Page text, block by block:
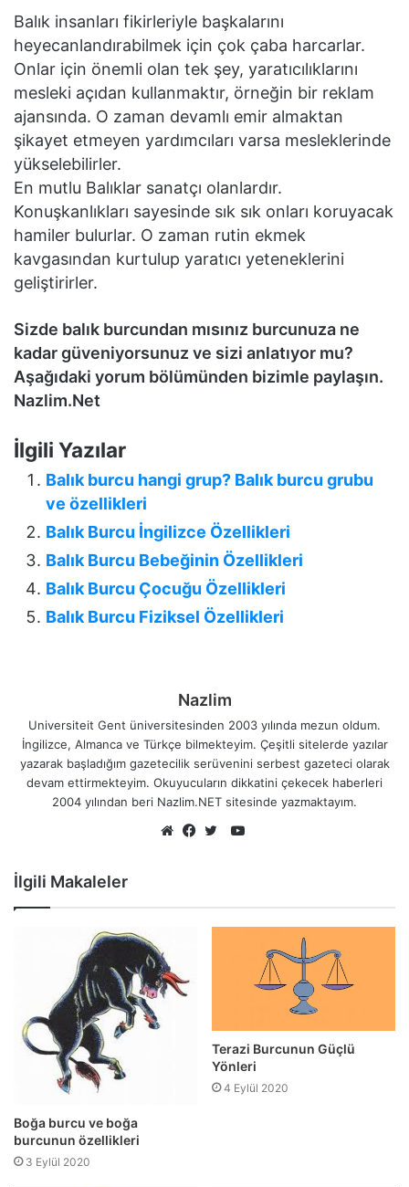
Balık insanları fikirleriyle başkalarını
heyecanlandırabilmek için çok çaba harcarlar.
Onlar için önemli olan tek şey, yaratıcılıklarını
mesleki açıdan kullanmaktır, örneğin bir reklam
ajansında. O zaman devamlı emir almaktan
şikayet etmeyen yardımcıları varsa mesleklerinde
yükselebilirler.
En mutlu Balıklar sanatçı olanlardır.
Konuşkanlıkları sayesinde sık sık onları koruyacak
hamiler bulurlar. O zaman rutin ekmek
kavgasından kurtulup yaratıcı yeteneklerini
geliştirirler.
Sizde balık burcundan mısınız burcunuza ne
kadar güveniyorsunuz ve sizi anlatıyor mu?
Aşağıdaki yorum bölümünden bizimle paylaşın.
Nazlim.Net
İlgili Yazılar
Balık burcu hangi grup? Balık burcu grubu
ve özellikleri
Balık Burcu İngilizce Özellikleri
Balık Burcu Bebeğinin Özellikleri
Balık Burcu Çocuğu Özellikleri
Balık Burcu Fiziksel Özellikleri
Nazlim
Universiteit Gent üniversitesinden 2003 yılında mezun oldum.
İngilizce, Almanca ve Türkçe bilmekteyim. Çeşitli sitelerde yazılar
yazarak başladığım gazetecilik serüvenini serbest gazeteci olarak
devam ettirmekteyim. Okuyucuların dikkatini çekecek haberleri
2004 yılından beri Nazlim.NET sitesinde yazmaktayım.
YouTube
İlgili Makaleler
Boğa burcu ve boğa
burcunun özellikleri
3 Eylül 2020
Terazi Burcunun Güçlü
Yönleri
4 Eylül 2020